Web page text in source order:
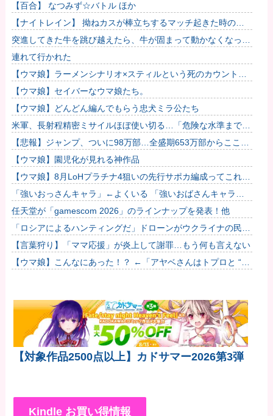
【百合】 なつみず☆バトル ほか
【ナイトレイン】 拗ねカスが棒立ちするマッチ起きた時の対
処法
突進してきた牛を跳び越えたら、牛が固まって動かなくなった
闘牛場の映像【海外の反応】
連れて行かれた
【ウマ娘】ラーメンシナリオ×スティルという死のカウントダ
ウン
【ウマ娘】セイバーなウマ娘たち。
【ウマ娘】どんどん編んでもらう忠犬ミラ公たち
米軍、長射程精密ミサイルほぼ使い切る…「危険な水準まで減
少」と軍高官が警告！
【悲報】ジャンプ、ついに98万部…全盛期653万部からここま
で落ちる
【ウマ娘】園児化が見れる神作品
【ウマ娘】8月LoHプラチナ4狙いの先行サポカ編成ってこれで
大丈夫？
「強いおっさんキャラ」←よくいる 「強いおばさんキャラ」
← 全然いない他
任天堂が「gamescom 2026」のラインナップを発表！他
「ロシアによるハンティングだ」ドローンがウクライナの民間
人を追い回して爆発…ゼレンスキー氏が非難！
【言葉狩り】「ママ応援」が炎上して謝罪…もう何も言えない
【ウマ娘】こんなにあった！？ ←「アヤベさんはトプロと “1”
【対象作品2500点以上】カドサマー2026第3弾
Kindle お買い得情報